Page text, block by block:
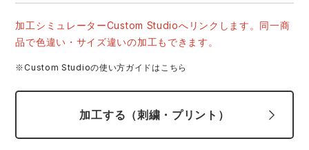
ジーベック ランキング
サーヴォ セロリー 大阪支店
アタックベース サンエス
加工シミュレーターCustom Studioへリンクします。同一商
品で色違い・サイズ違いの加工もできます。
※Custom Studioの使い方ガイドはこちら
加工する（刺繍・プリント）